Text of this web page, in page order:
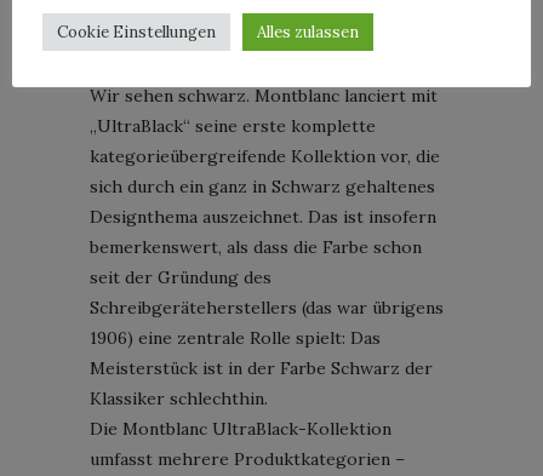
Wir sehen schwarz. Montblanc lanciert mit
„UltraBlack“ seine erste komplette
kategorieübergreifende Kollektion vor, die
sich durch ein ganz in Schwarz gehaltenes
Designthema auszeichnet. Das ist insofern
bemerkenswert, als dass die Farbe schon
seit der Gründung des
Schreibgeräteherstellers (das war übrigens
1906) eine zentrale Rolle spielt: Das
Meisterstück ist in der Farbe Schwarz der
Klassiker schlechthin.
Die Montblanc UltraBlack-Kollektion
umfasst mehrere Produktkategorien –
Cookie Einstellungen Alles zulassen